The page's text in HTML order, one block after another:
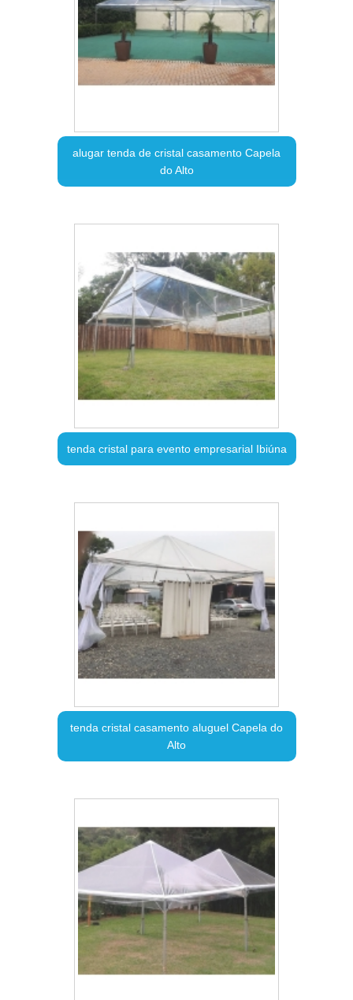
alugar tenda de cristal casamento Capela
do Alto
tenda cristal para evento empresarial Ibiúna
tenda cristal casamento aluguel Capela do
Alto